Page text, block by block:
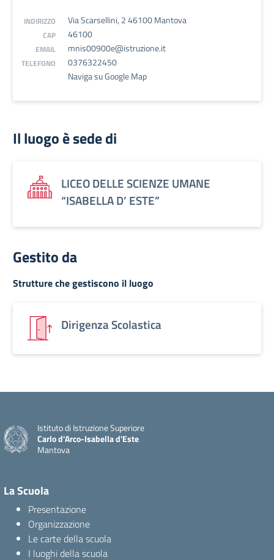
INDIRIZZO Via Scarsellini, 2 46100 Mantova
CAP 46100
EMAIL mnis00900e@istruzione.it
TELEFONO
0376322450
Naviga su Google Map
Il luogo è sede di
LICEO DELLE SCIENZE UMANE
“ISABELLA D’ ESTE”
Gestito da
Strutture che gestiscono il luogo
Dirigenza Scolastica
Istituto di Istruzione Superiore
Carlo d'Arco-Isabella d'Este
Mantova
La Scuola
Presentazione
Organizzazione
Le carte della scuola
I luoghi della scuola